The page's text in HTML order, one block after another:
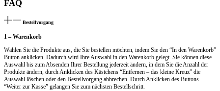
FAQ
Bestellvorgang
1 – Warenkorb
Wählen Sie die Produkte aus, die Sie bestellen möchten, indem Sie den “In den Warenkorb”
Button anklicken. Dadurch wird Ihre Auswahl in den Warenkorb gelegt. Sie können diese
Auswahl bis zum Absenden Ihrer Bestellung jederzeit ändern, in dem Sie die Anzahl der
Produkte ändern, durch Anklicken des Kästchens “Entfernen – das kleine Kreuz” die
Auswahl löschen oder den Bestellvorgang abbrechen. Durch Anklicken des Buttons
“Weiter zur Kasse” gelangen Sie zum nächsten Bestellschritt.